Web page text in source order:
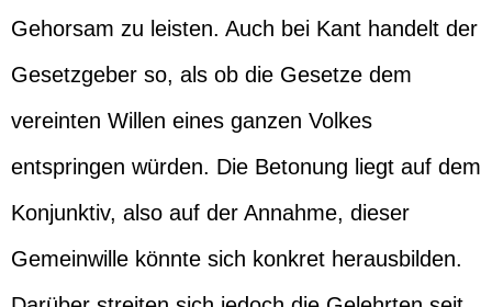
Gehorsam zu leisten. Auch bei Kant handelt der
Gesetzgeber so, als ob die Gesetze dem
vereinten Willen eines ganzen Volkes
entspringen würden. Die Betonung liegt auf dem
Konjunktiv, also auf der Annahme, dieser
Gemeinwille könnte sich konkret herausbilden.